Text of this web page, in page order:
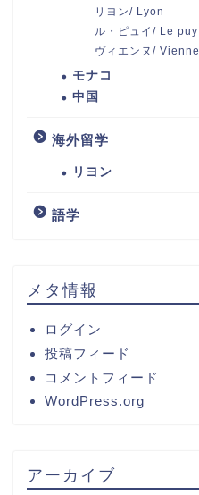
リヨン/ Lyon
ル・ピュイ/ Le puy
ヴィエンヌ/ Vienne
モナコ
中国
海外留学
リヨン
語学
メタ情報
ログイン
投稿フィード
コメントフィード
WordPress.org
アーカイブ